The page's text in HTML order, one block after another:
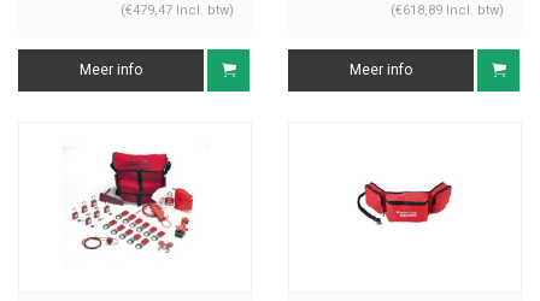
(€479,47 Incl. btw)
Meer info
(€618,89 Incl. btw)
Meer info